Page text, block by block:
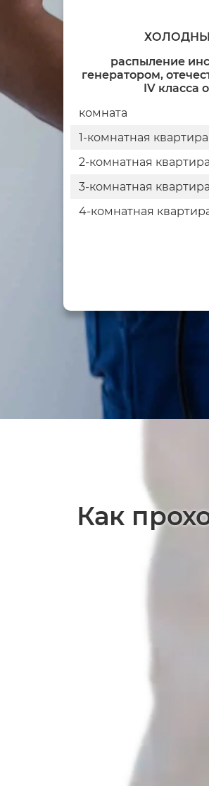
распыление
генератором,
IV класса
комната
1-комнатная квартира
2-комнатная квартира
3-комнатная квартира
4-комнатная
Как